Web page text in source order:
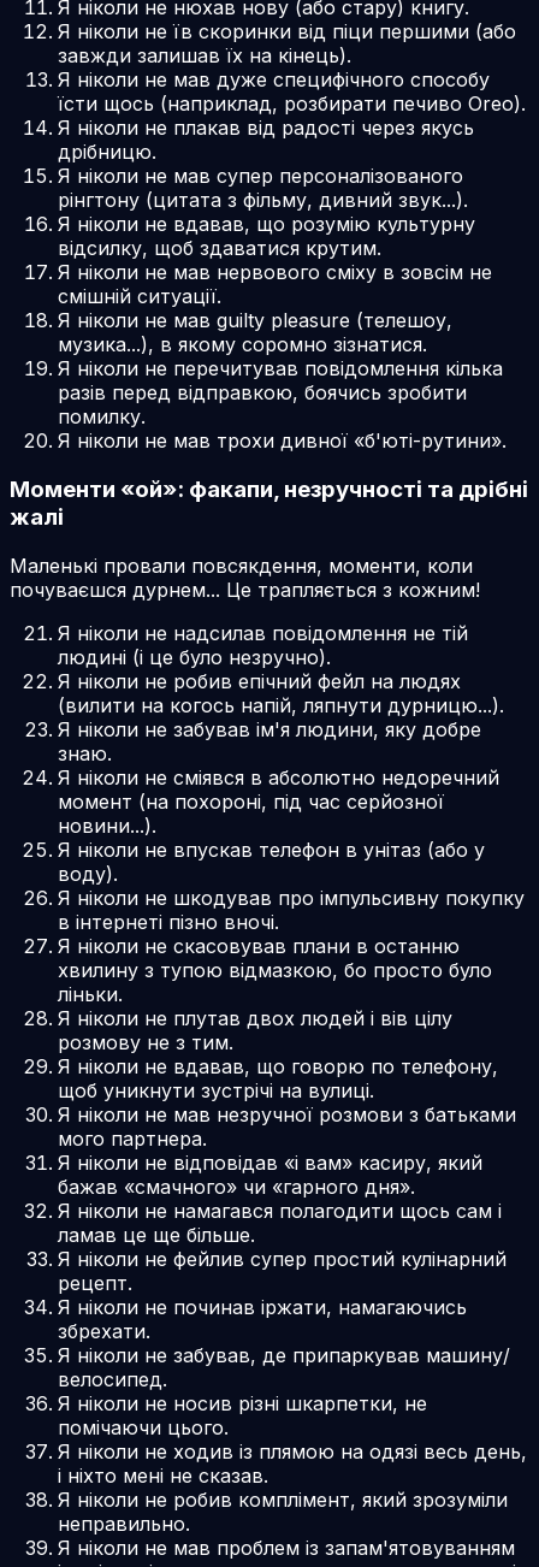
Я ніколи не нюхав нову (або стару) книгу.
Я ніколи не їв скоринки від піци першими (або
завжди залишав їх на кінець).
Я ніколи не мав дуже специфічного способу
їсти щось (наприклад, розбирати печиво Oreo).
Я ніколи не плакав від радості через якусь
дрібницю.
Я ніколи не мав супер персоналізованого
рінгтону (цитата з фільму, дивний звук...).
Я ніколи не вдавав, що розумію культурну
відсилку, щоб здаватися крутим.
Я ніколи не мав нервового сміху в зовсім не
смішній ситуації.
Я ніколи не мав guilty pleasure (телешоу,
музика...), в якому соромно зізнатися.
Я ніколи не перечитував повідомлення кілька
разів перед відправкою, боячись зробити
помилку.
Я ніколи не мав трохи дивної «б'юті-рутини».
Моменти «ой»: факапи, незручності та дрібні
жалі
Маленькі провали повсякдення, моменти, коли
почуваєшся дурнем... Це трапляється з кожним!
Я ніколи не надсилав повідомлення не тій
людині (і це було незручно).
Я ніколи не робив епічний фейл на людях
(вилити на когось напій, ляпнути дурницю...).
Я ніколи не забував ім'я людини, яку добре
знаю.
Я ніколи не сміявся в абсолютно недоречний
момент (на похороні, під час серйозної
новини...).
Я ніколи не впускав телефон в унітаз (або у
воду).
Я ніколи не шкодував про імпульсивну покупку
в інтернеті пізно вночі.
Я ніколи не скасовував плани в останню
хвилину з тупою відмазкою, бо просто було
ліньки.
Я ніколи не плутав двох людей і вів цілу
розмову не з тим.
Я ніколи не вдавав, що говорю по телефону,
щоб уникнути зустрічі на вулиці.
Я ніколи не мав незручної розмови з батьками
мого партнера.
Я ніколи не відповідав «і вам» касиру, який
бажав «смачного» чи «гарного дня».
Я ніколи не намагався полагодити щось сам і
ламав це ще більше.
Я ніколи не фейлив супер простий кулінарний
рецепт.
Я ніколи не починав іржати, намагаючись
збрехати.
Я ніколи не забував, де припаркував машину/
велосипед.
Я ніколи не носив різні шкарпетки, не
помічаючи цього.
Я ніколи не ходив із плямою на одязі весь день,
і ніхто мені не сказав.
Я ніколи не робив комплімент, який зрозуміли
неправильно.
Я ніколи не мав проблем із запам'ятовуванням